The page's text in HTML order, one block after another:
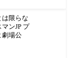
は限らな
ンJP プ
劇場公